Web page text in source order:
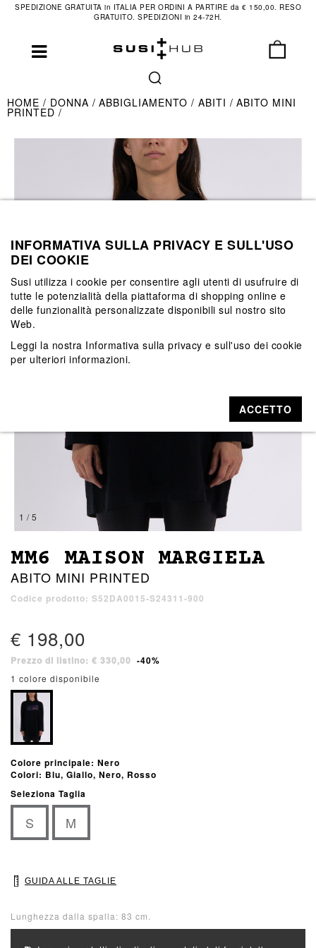
SPEDIZIONE GRATUITA in ITALIA PER ORDINI A PARTIRE da € 150,00. RESO
GRATUITO. SPEDIZIONI in 24-72H.
HOME DONNA ABBIGLIAMENTO ABITI ABITO MINI
PRINTED
1 / 5
MM6 MAISON MARGIELA
ABITO MINI PRINTED
Codice prodotto: S52DA0015-S24311-900
€ 198,00
Prezzo di listino: € 330,00 -40%
1 colore disponibile
Colore principale: Nero
Colori: Blu, Giallo, Nero, Rosso
Seleziona Taglia
S M
GUIDA ALLE TAGLIE
Lunghezza dalla spalla: 83 cm.
INFORMATIVA SULLA PRIVACY E SULL'USO
DEI COOKIE
Susi utilizza i cookie per consentire agli utenti di usufruire di
tutte le potenzialità della piattaforma di shopping online e
delle funzionalità personalizzate disponibili sul nostro sito
Web.
Leggi la nostra Informativa sulla privacy e sull'uso dei cookie
per ulteriori informazioni.
ACCETTO